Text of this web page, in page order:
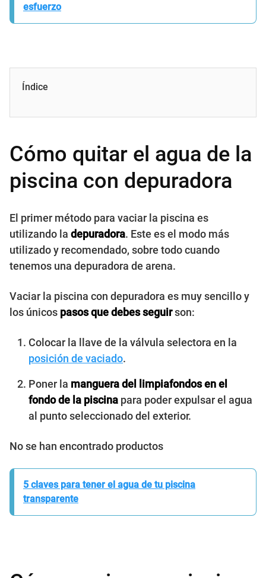
esfuerzo
Índice
Cómo quitar el agua de la
piscina con depuradora
El primer método para vaciar la piscina es
utilizando la depuradora. Este es el modo más
utilizado y recomendado, sobre todo cuando
tenemos una depuradora de arena.
Vaciar la piscina con depuradora es muy sencillo y
los únicos pasos que debes seguirson:
Colocar la llave de la válvula selectora en la
posición de vaciado.
Poner la manguera del limpiafondos en el
fondo de la piscina para poder expulsar el agua
al punto seleccionado del exterior.
No se han encontrado productos
5 claves para tener el agua de tu piscina
transparente